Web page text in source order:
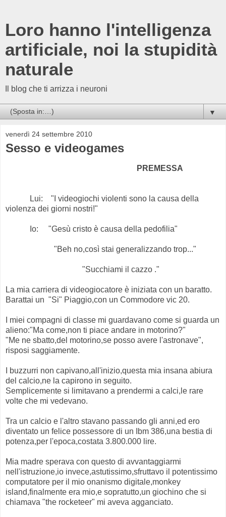
Loro hanno l'intelligenza
artificiale, noi la stupidità
naturale
Il blog che ti arrizza i neuroni
▼
venerdì 24 settembre 2010
Sesso e videogames
PREMESSA
Lui: "I videogiochi violenti sono la causa della
violenza dei giorni nostri!"
Io: "Gesù cristo è causa della pedofilia"
"Beh no,così stai generalizzando trop..."
"Succhiami il cazzo ."
La mia carriera di videogiocatore è iniziata con un baratto.
Barattai un "Si" Piaggio,con un Commodore vic 20.
I miei compagni di classe mi guardavano come si guarda un
alieno:"Ma come,non ti piace andare in motorino?"
"Me ne sbatto,del motorino,se posso avere l'astronave",
risposi saggiamente.
I buzzurri non capivano,all'inizio,questa mia insana abiura
del calcio,ne la capirono in seguito.
Semplicemente si limitavano a prendermi a calci,le rare
volte che mi vedevano.
Tra un calcio e l'altro stavano passando gli anni,ed ero
diventato un felice possessore di un Ibm 386,una bestia di
potenza,per l'epoca,costata 3.800.000 lire.
Mia madre sperava con questo di avvantaggiarmi
nell'istruzione,io invece,astutissimo,sfruttavo il potentissimo
computatore per il mio onanismo digitale,monkey
island,finalmente era mio,e sopratutto,un giochino che si
chiamava "the rocketeer" mi aveva agganciato.